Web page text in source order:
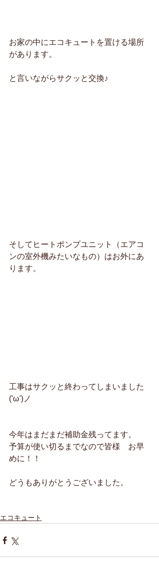
お家の中にエコキュートを置ける場所
があります。
と言いながらサクッと交換♪
そしてヒートポンプユニット（エアコ
ンの室外機みたいなもの）はお外にあ
ります。
工事はサクッと終わってしまいました
('ω')ノ
今年はまだまだ補助金残ってます。
予算が使い切るまでなので皆様　お早
めに！！
どうもありがとうございました。
エコキュート